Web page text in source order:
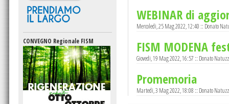
WEBINAR di
Mercoledi, 25 Mag 2022, 12:40 :: Donato
FISM MODENA
Giovedi, 19 Mag 2022, 16:57 :: Donato
Promemoria
Martedi, 3 Mag 2022, 18:08 :: Donato
CONVEGNO Regionale FISM